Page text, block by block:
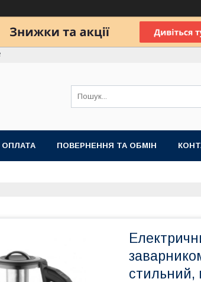
ОПЛАТА ПОВЕРНЕННЯ ТА ОБМІН
стильний,